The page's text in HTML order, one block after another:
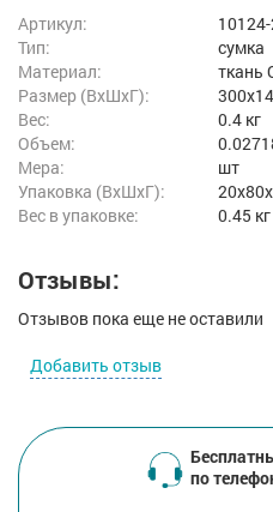
Артикул:
Тип:
сумка
Материал:
ткань
Размер (ВxШxГ):
Вес:
0.4 кг
Объем:
Мера:
шт
Упаковка (ВхШхГ):
Вес в упаковке:
0.45 кг
Отзывы:
Отзывов пока еще не оставили
Добавить отзыв
по